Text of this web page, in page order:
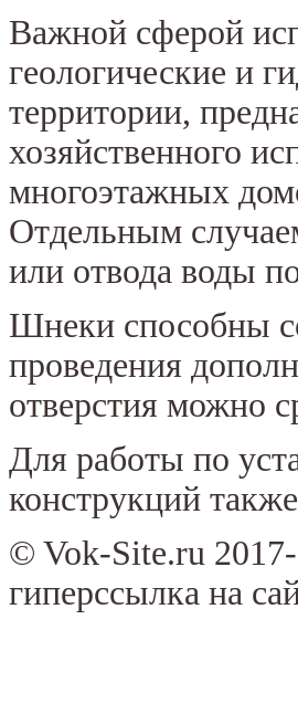
Важной сферой
геологические и
территории,
хозяйственного
многоэтажных
Отдельным
или отвода воды
Шнеки способны
проведения
отверстия можно
Для работы по
конструкций
© Vok-Site.ru
гиперссылка на